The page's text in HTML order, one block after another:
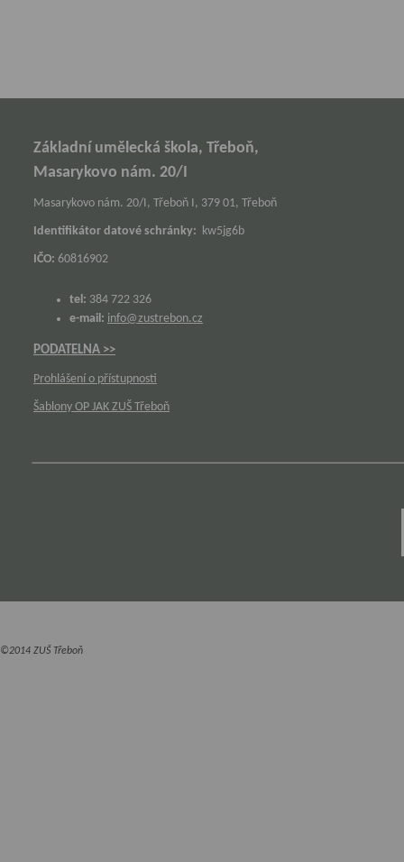
Základní umělecká škola, Třeboň,
Masarykovo nám. 20/I
Masarykovo nám. 20/I, Třeboň I, 379 01, Třeboň
Identifikátor datové schránky: kw5jg6b
IČO: 60816902
tel: 384 722 326
e-mail: info@zustrebon.cz
PODATELNA >>
Prohlášení o přístupnosti
Šablony OP JAK ZUŠ Třeboň
©2014 ZUŠ Třeboň